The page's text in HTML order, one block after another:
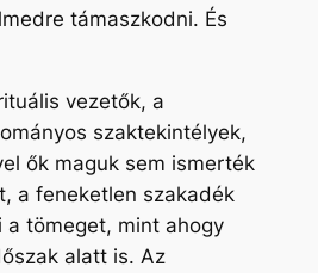
támaszkodni. És
vezetők, a
szaktekintélyek,
ők maguk sem ismerték
a feneketlen szakadék
tömeget, mint ahogy
alatt is. Az